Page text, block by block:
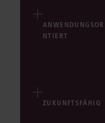
NTIERT
ZUKUNFTSFÄHIG